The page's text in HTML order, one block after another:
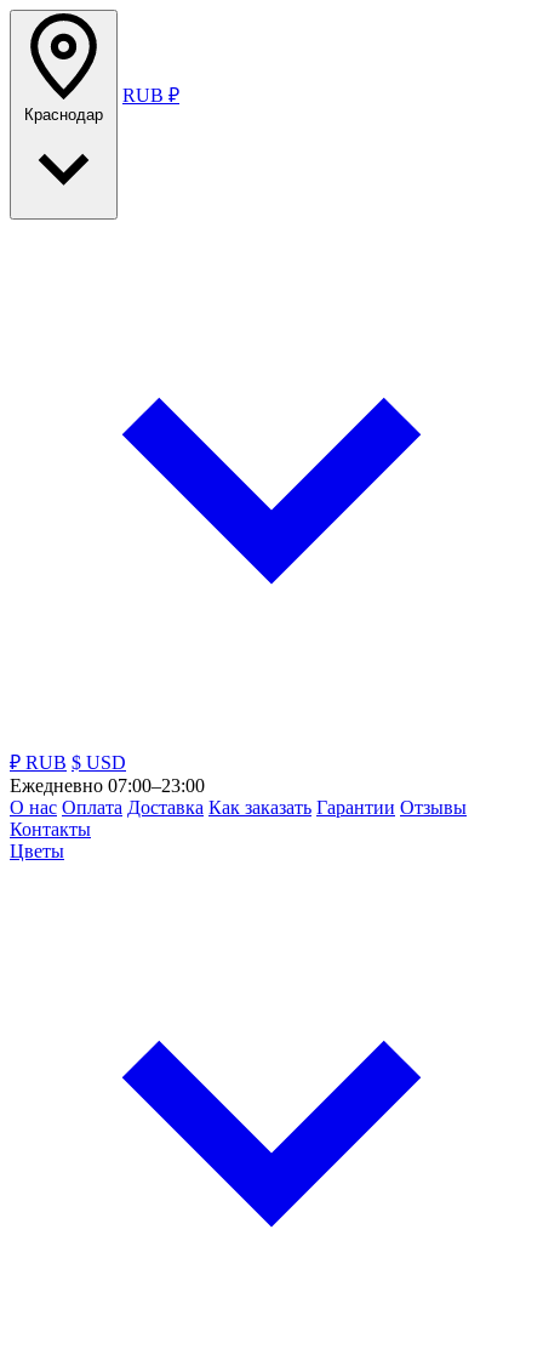
Краснодар
RUB ₽
₽ RUB $ USD
Ежедневно 07:00–23:00
О нас Оплата Доставка Как заказать Гарантии Отзывы
Контакты
Цветы